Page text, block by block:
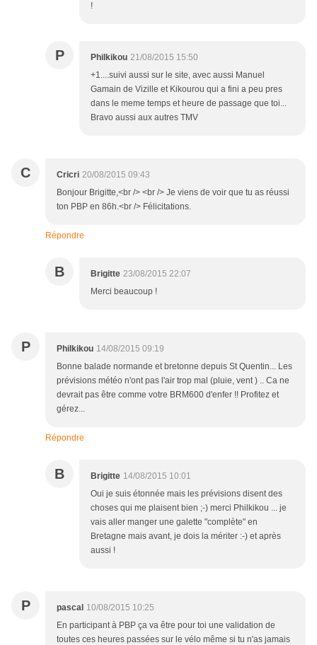
!
P Philkikou 21/08/2015 15:50
+1....suivi aussi sur le site, avec aussi Manuel
Gamain de Vizille et Kikourou qui a fini a peu pres
dans le meme temps et heure de passage que toi...
Bravo aussi aux autres TMV
C Cricri 20/08/2015 09:43
Bonjour Brigitte,<br /> <br /> Je viens de voir que tu as réussi
ton PBP en 86h.<br /> Félicitations.
Répondre
B Brigitte 23/08/2015 22:07
Merci beaucoup !
P Philkikou 14/08/2015 09:19
Bonne balade normande et bretonne depuis St Quentin... Les
prévisions météo n'ont pas l'air trop mal (pluie, vent ) .. Ca ne
devrait pas être comme votre BRM600 d'enfer !! Profitez et
gérez...
Répondre
B Brigitte 14/08/2015 10:01
Oui je suis étonnée mais les prévisions disent des
choses qui me plaisent bien ;-) merci Philkikou ... je
vais aller manger une galette "complète" en
Bretagne mais avant, je dois la mériter :-) et après
aussi !
P pascal 10/08/2015 10:25
En participant à PBP ça va être pour toi une validation de
toutes ces heures passées sur le vélo même si tu n'as jamais